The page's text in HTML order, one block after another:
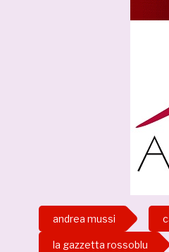
andrea mussi
la gazzetta rossoblu